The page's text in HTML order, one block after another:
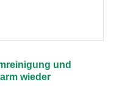
und
wieder